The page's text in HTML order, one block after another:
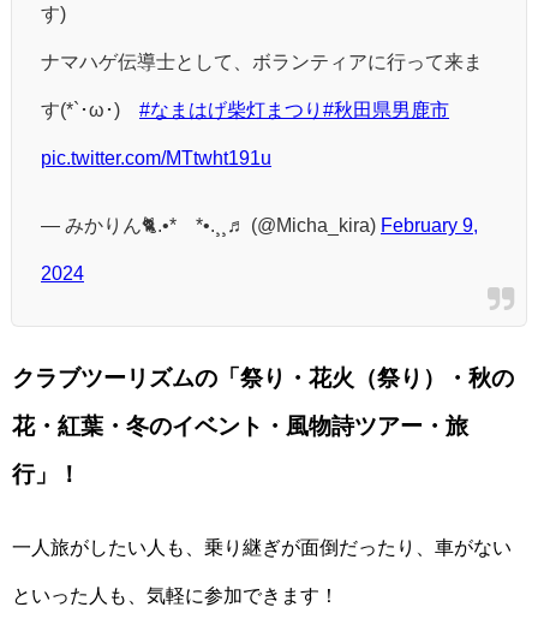
す)
ナマハゲ伝導士として、ボランティアに行って来ま
す(*`･ω･)ゞ #なまはげ柴灯まつり #秋田県男鹿市
pic.twitter.com/MTtwht191u
— みかりん🐈.•*¨*•.¸¸♬ (@Micha_kira) February 9,
2024
クラブツーリズムの「祭り・花火（祭り）・秋の
花・紅葉・冬のイベント・風物詩ツアー・旅
行」！
一人旅がしたい人も、乗り継ぎが面倒だったり、車がない
といった人も、気軽に参加できます！